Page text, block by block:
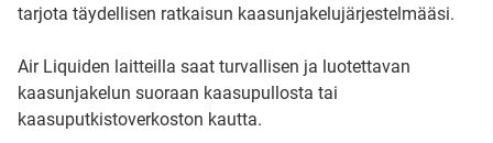
tarjota täydellisen ratkaisun kaasunjakelujärjestelmääsi.
Air Liquiden laitteilla saat turvallisen ja luotettavan
kaasunjakelun suoraan kaasupullosta tai
kaasuputkistoverkoston kautta.